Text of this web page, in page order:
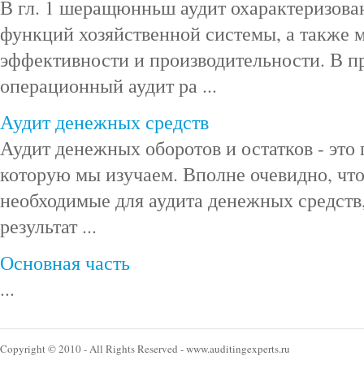
В гл. 1 шеращюнньш аудит
функций хозяйственной системы, а также
эффективности и производительности. В
операционный аудит ра ...
Аудит денежных средств
Аудит денежных оборотов и остатков - это
которую мы изучаем. Вполне очевидно, что
необходимые для аудита денежных
результат ...
Основная часть
...
Copyright © 2010 - All Rights Reserved - www.auditingexperts.ru